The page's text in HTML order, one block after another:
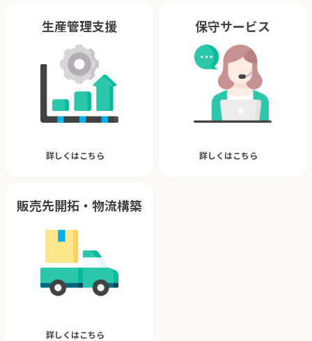
生産管理支援
詳しくはこちら
保守サービス
詳しくはこちら
販売先開拓・物流構築
詳しくはこちら